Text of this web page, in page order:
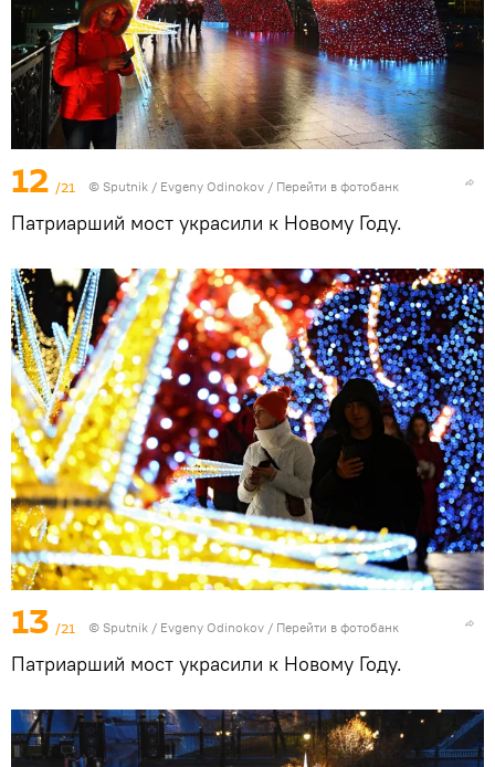
12 /21 © Sputnik / Evgeny Odinokov / Перейти в фотобанк
Патриарший мост украсили к Новому Году.
13 /21 © Sputnik / Evgeny Odinokov / Перейти в фотобанк
Патриарший мост украсили к Новому Году.